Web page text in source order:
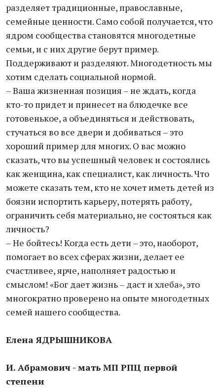
разделяет традиционные, православные,
семейные ценности. Само собой получается, что
ядром сообщества становятся многодетные
семьи, и с них другие берут пример.
Поддерживают и разделяют. Многодетность мы
хотим сделать социальной нормой.
– Ваша жизненная позиция – не ждать, когда
кто-то придет и принесет на блюдечке все
готовенькое, а объединяться и действовать,
стучаться во все двери и добиваться – это
хороший пример для многих. О вас можно
сказать, что вы успешный человек и состоялись
как женщина, как специалист, как личность. Что
можете сказать тем, кто не хочет иметь детей из
боязни испортить карьеру, потерять работу,
ограничить себя материально, не состояться как
личность?
– Не бойтесь! Когда есть дети – это, наоборот,
помогает во всех сферах жизни, делает ее
счастливее, ярче, наполняет радостью и
смыслом! «Бог дает жизнь – даст и хлеба», это
многократно проверено на опыте многодетных
семей нашего сообщества.
Елена ЯДРЫШНИКОВА
И. Абрамович - мать МП РПЦ первой
степени